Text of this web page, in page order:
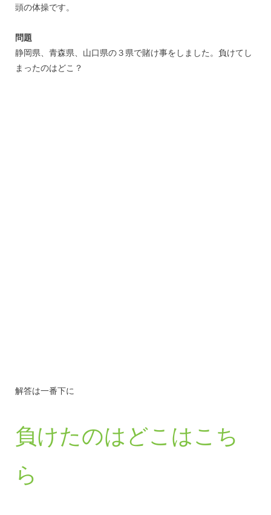
頭の体操です。
問題
静岡県、青森県、山口県の３県で賭け事をしました。負けてし
まったのはどこ？
解答は一番下に
負けたのはどこはこち
ら